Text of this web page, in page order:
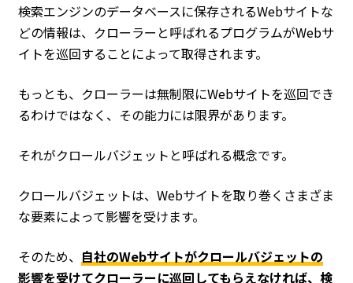
検索エンジンのデータベースに保存されるWebサイトな
どの情報は、クローラーと呼ばれるプログラムがWebサ
イトを巡回することによって取得されます。
もっとも、クローラーは無制限にWebサイトを巡回でき
るわけではなく、その能力には限界があります。
それがクロールバジェットと呼ばれる概念です。
クロールバジェットは、Webサイトを取り巻くさまざま
な要素によって影響を受けます。
そのため、 自社のWebサイトがクロールバジェットの
影響を受けてクローラーに巡回してもらえなければ、検